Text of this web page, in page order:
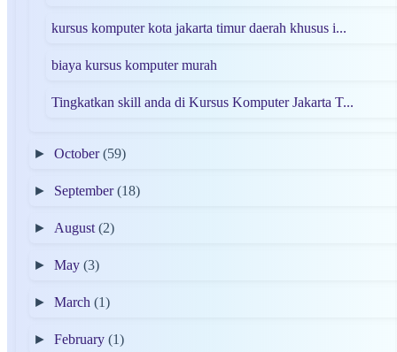
kursus komputer kota jakarta timur daerah khusus i...
biaya kursus komputer murah
Tingkatkan skill anda di Kursus Komputer Jakarta T...
►October(59)
► September(18)
►August(2)
►May(3)
►March(1)
►February(1)